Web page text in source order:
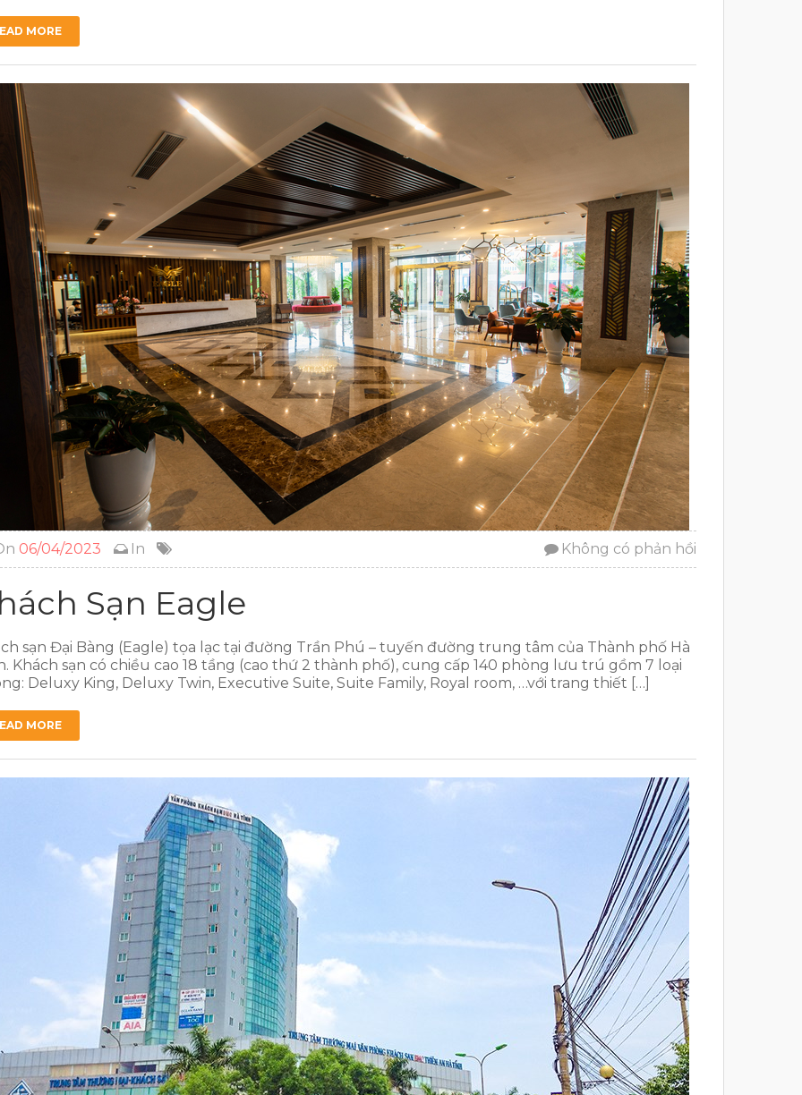
MORE
06/04/2023 In Không có phản hồi
Sạn Eagle
sạn Đại Bàng (Eagle) tọa lạc tại đường Trần Phú – tuyến đường trung tâm của Thành phố Hà
Khách sạn có chiều cao 18 tầng (cao thứ 2 thành phố), cung cấp 140 phòng lưu trú gồm 7 loại
Deluxy King, Deluxy Twin, Executive Suite, Suite Family, Royal room, …với trang thiết […]
MORE